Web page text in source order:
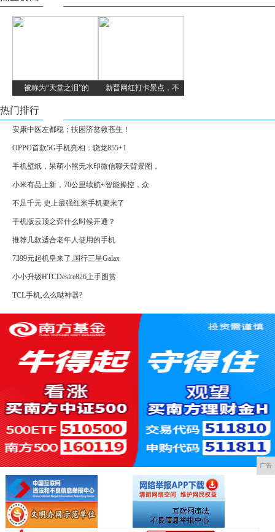
被称为“天堂之泪”的 新晋网红打卡景点，不
热门排行
安康中医左都稳；扶困济贫救苍生！
OPPO首款5G手机亮相：骁龙855+1
手机壁纸，呆萌小熊无水印微信聊天背景图，
小米有品上新，70公里续航+智能操控，众
不足千元 史上最强红米手机要来了
手机版云顶之弈什么时候开通？
推荐几款适合老年人使用的手机
7399元起机皇来了,国行三星Galax
小小升级HTCDesire826上手图赏
TCL手机,么么哒神器?
广告